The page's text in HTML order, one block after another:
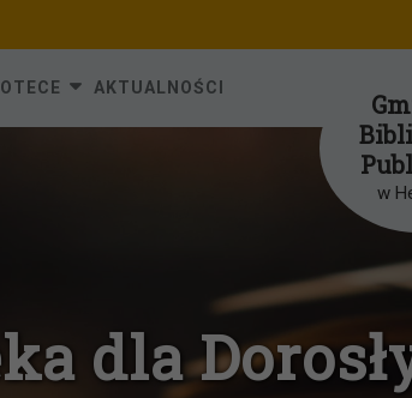
AKTUALNOŚCI
w
dla